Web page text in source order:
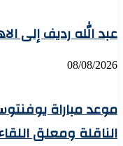
عبد الله رديف إلى
08/08/2026
موعد مباراة
الناقلة ومعلق